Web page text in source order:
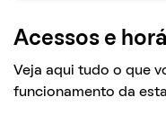
Acessos e
Veja aqui tudo o que
funcionamento da